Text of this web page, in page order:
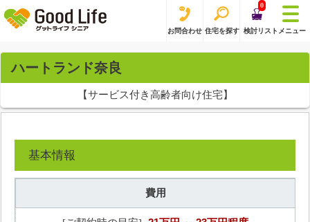
お問合わせ 住宅を探す
0
検討リスト メニュー
ハートランド奈良
【サービス付き高齢者向け住宅】
基本情報
費用